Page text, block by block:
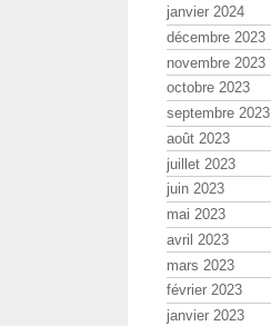
janvier 2024
décembre 2023
novembre 2023
octobre 2023
septembre 2023
août 2023
juillet 2023
juin 2023
mai 2023
avril 2023
mars 2023
février 2023
janvier 2023